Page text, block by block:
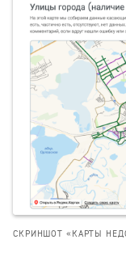
СКРИНШОТ «КАРТЫ